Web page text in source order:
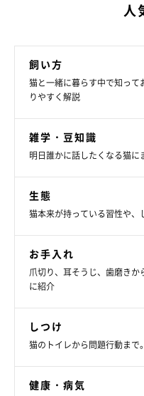
顔で答えてあげてみてくだ
猫の鳴き声がいつ
人
飼い方
猫と一緒に暮らす中で知っ
りやすく解説
雑学・豆知識
明日誰かに話したくなる猫に
生態
猫本来が持っている習性や
お手入れ
爪切り、耳そうじ、歯磨きか
に紹介
しつけ
猫のトイレから問題行動ま
健康・病気